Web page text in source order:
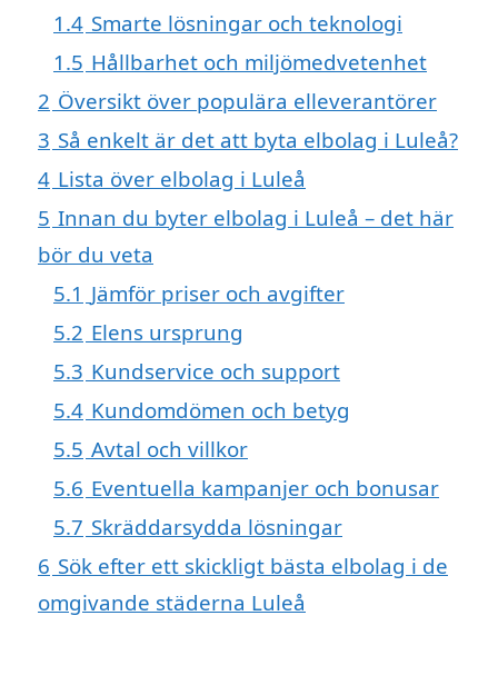
1.4 Smarte lösningar och teknologi
1.5 Hållbarhet och miljömedvetenhet
2 Översikt över populära elleverantörer
3 Så enkelt är det att byta elbolag i Luleå?
4 Lista över elbolag i Luleå
5 Innan du byter elbolag i Luleå – det här
bör du veta
5.1 Jämför priser och avgifter
5.2 Elens ursprung
5.3 Kundservice och support
5.4 Kundomdömen och betyg
5.5 Avtal och villkor
5.6 Eventuella kampanjer och bonusar
5.7 Skräddarsydda lösningar
6 Sök efter ett skickligt bästa elbolag i de
omgivande städerna Luleå